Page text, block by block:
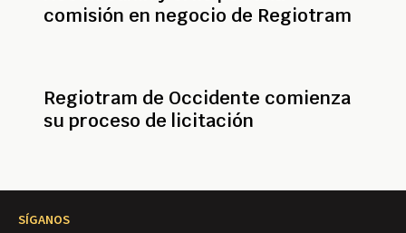
comisión en negocio de Regiotram
Regiotram de Occidente comienza
su proceso de licitación
SÍGANOS